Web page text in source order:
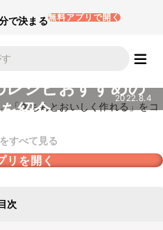
で決まる無料アプリで開く
レシピおすすめの
紹介
2022.8.4
「きちんとおいしく作れる」をコ
すべて見る
リを開く
次